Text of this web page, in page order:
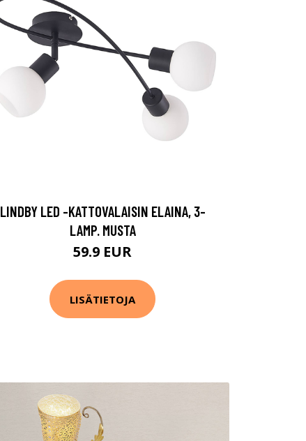
LINDBY LED -KATTOVALAISIN ELAINA, 3-
LAMP. MUSTA
59.9 EUR
LISÄTIETOJA